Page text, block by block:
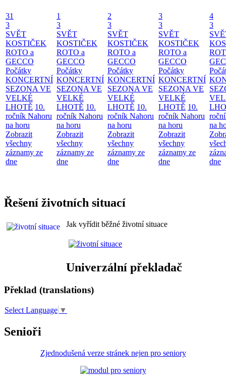
31
3
SVĚT
KOSTIČEK
ROTO a
GECCO
Počátky
KONCERTNÍ
SEZONA VE
VELKÉ
LHOTĚ 10.
ročník Nahoru
na horu
Zobrazit
všechny
záznamy ze
dne
1
3
SVĚT
KOSTIČEK
ROTO a
GECCO
Počátky
KONCERTNÍ
SEZONA VE
VELKÉ
LHOTĚ 10.
ročník Nahoru
na horu
Zobrazit
všechny
záznamy ze
dne
2
3
SVĚT
KOSTIČEK
ROTO a
GECCO
Počátky
KONCERTNÍ
SEZONA VE
VELKÉ
LHOTĚ 10.
ročník Nahoru
na horu
Zobrazit
všechny
záznamy ze
dne
3
3
SVĚT
KOSTIČEK
ROTO a
GECCO
Počátky
KONCERTNÍ
SEZONA VE
VELKÉ
LHOTĚ 10.
ročník Nahoru
na horu
Zobrazit
všechny
záznamy ze
dne
4
3
na
dne
Řešení životních situací
Jak vyřídit běžné životní situace
Univerzální překladač
Překlad (translations)
Select Language ▼
Senioři
Zjednodušená verze stránek nejen pro seniory